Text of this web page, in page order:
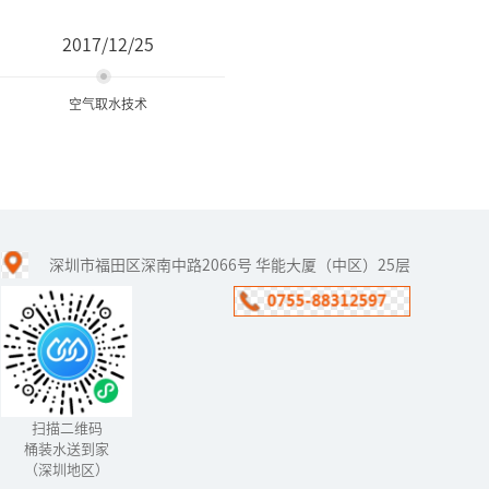
2017/12/25
空气取水技术
全球有13个人均水资源贫
乏国家，中国就是其中之
一。喝水难，喝安全健康
水难，都已经成为了普遍
现象了。为了解决这个问
题，福能...
深圳市福田区深南中路2066号 华能大厦（中区）25层
扫描二维码
桶装水送到家
（深圳地区）